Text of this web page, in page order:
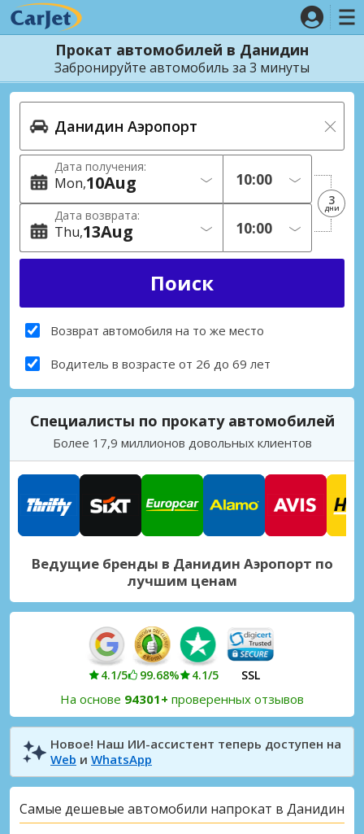
Прокат автомобилей в Данидин
Забронируйте автомобиль за 3 минуты
Дата получения:
Mon 10Aug
Дата возврата:
Thu 13Aug
3
дни
Возврат автомобиля на то же место
Водитель в возрасте от 26 до 69 лет
Специалисты по прокату автомобилей
Более 17,9 миллионов довольных клиентов
Ведущие бренды в Данидин Аэропорт по
лучшим ценам
4.1/5 99.68% 4.1/5 SSL
На основе 94301+ проверенных отзывов
Новое! Наш ИИ-ассистент теперь доступен на
Web и WhatsApp
Самые дешевые автомобили напрокат в Данидин